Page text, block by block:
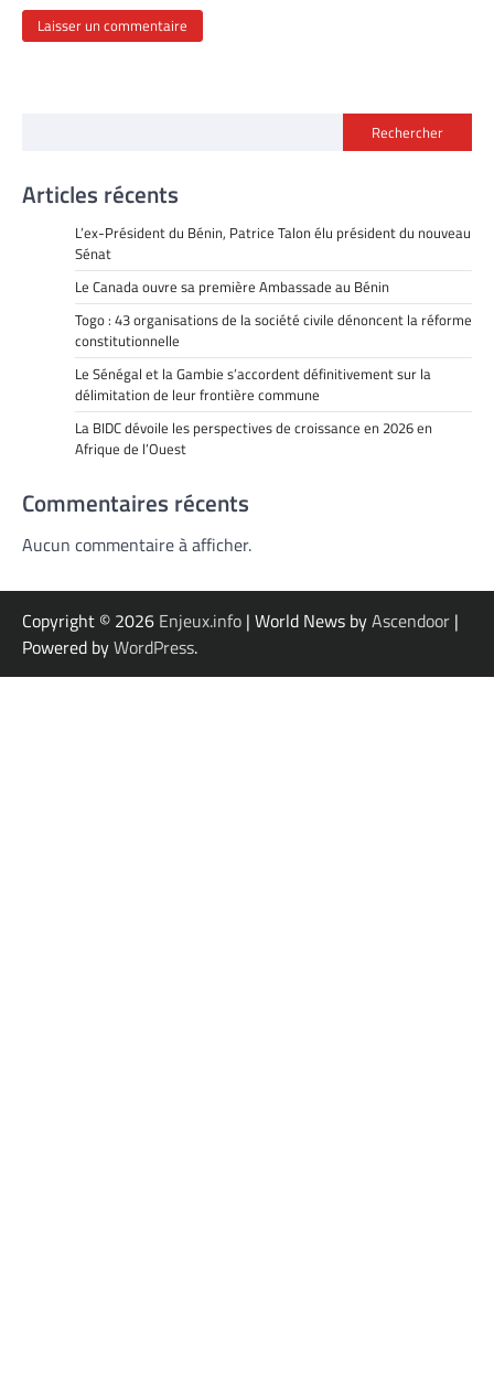
Rechercher
Articles récents
L’ex-Président du Bénin, Patrice Talon élu président du nouveau
Sénat
Le Canada ouvre sa première Ambassade au Bénin
Togo : 43 organisations de la société civile dénoncent la réforme
constitutionnelle
Le Sénégal et la Gambie s’accordent définitivement sur la
délimitation de leur frontière commune
La BIDC dévoile les perspectives de croissance en 2026 en
Afrique de l’Ouest
Commentaires récents
Aucun commentaire à afficher.
Copyright © 2026 Enjeux.info | World News byAscendoor |
Powered byWordPress.